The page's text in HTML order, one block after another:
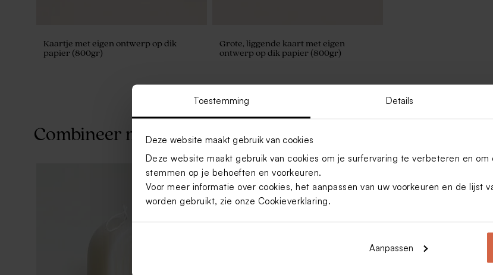
Toestemming Details
Deze website maakt gebruik van cookies
Deze website maakt gebruik van cookies om je surfervaring te verbeteren en
stemmen op je behoeften en voorkeuren.
Voor meer informatie over cookies, het aanpassen van uw voorkeuren en de lijst
worden gebruikt, zie onze Cookieverklaring.
Aanpassen
Kaartje met eigen ontwerp op dik
papier (800gr)
Grote, liggende kaart met eigen
ontwerp op dik papier (800gr)
Combineer met